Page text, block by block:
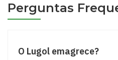
Perguntas
O Lugol emagrece?